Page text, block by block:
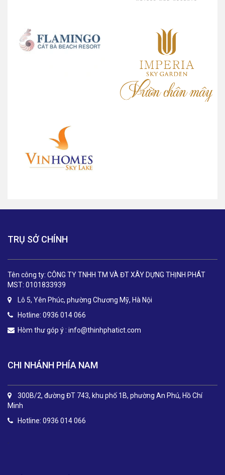
TRỤ SỞ CHÍNH
Tên công ty: CÔNG TY TNHH TM VÀ ĐT XÂY DỰNG THỊNH PHÁT
MST: 0101833939
Lô 5, Yên Phúc, phường Chương Mỹ, Hà Nội
Hotline: 0936 014 066
Hòm thư góp ý : info@thinhphatict.com
CHI NHÁNH PHÍA NAM
300B/2, đường ĐT 743, khu phố 1B, phường An Phú, Hồ Chí
Minh
Hotline: 0936 014 066
.